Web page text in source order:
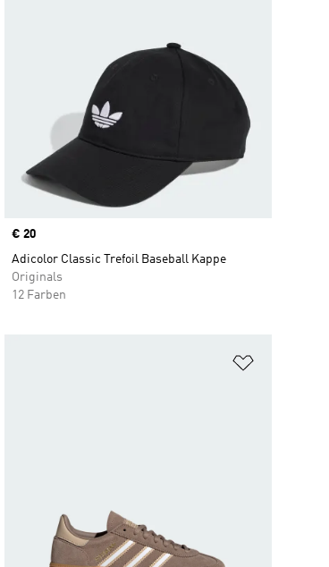
Price
€ 20
Adicolor Classic Trefoil Baseball Kappe
Originals
12 Farben